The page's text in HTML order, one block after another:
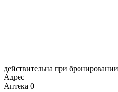
действительна при бронировании
Адрес
Аптека 0